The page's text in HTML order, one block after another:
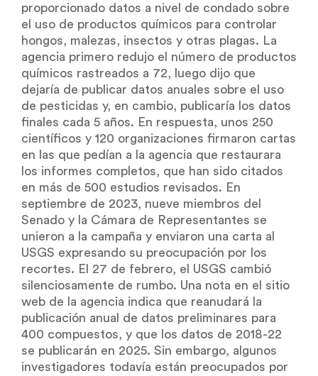
proporcionado datos a nivel de condado sobre
el uso de productos químicos para controlar
hongos, malezas, insectos y otras plagas. La
agencia primero redujo el número de productos
químicos rastreados a 72, luego dijo que
dejaría de publicar datos anuales sobre el uso
de pesticidas y, en cambio, publicaría los datos
finales cada 5 años. En respuesta, unos 250
científicos y 120 organizaciones firmaron cartas
en las que pedían a la agencia que restaurara
los informes completos, que han sido citados
en más de 500 estudios revisados. En
septiembre de 2023, nueve miembros del
Senado y la Cámara de Representantes se
unieron a la campaña y enviaron una carta al
USGS expresando su preocupación por los
recortes. El 27 de febrero, el USGS cambió
silenciosamente de rumbo. Una nota en el sitio
web de la agencia indica que reanudará la
publicación anual de datos preliminares para
400 compuestos, y que los datos de 2018-22
se publicarán en 2025. Sin embargo, algunos
investigadores todavía están preocupados por